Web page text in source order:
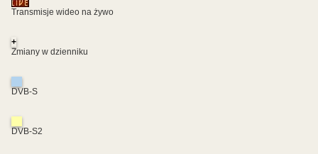
Transmisje wideo na żywo
+
Zmiany w dzienniku
DVB-S
DVB-S2